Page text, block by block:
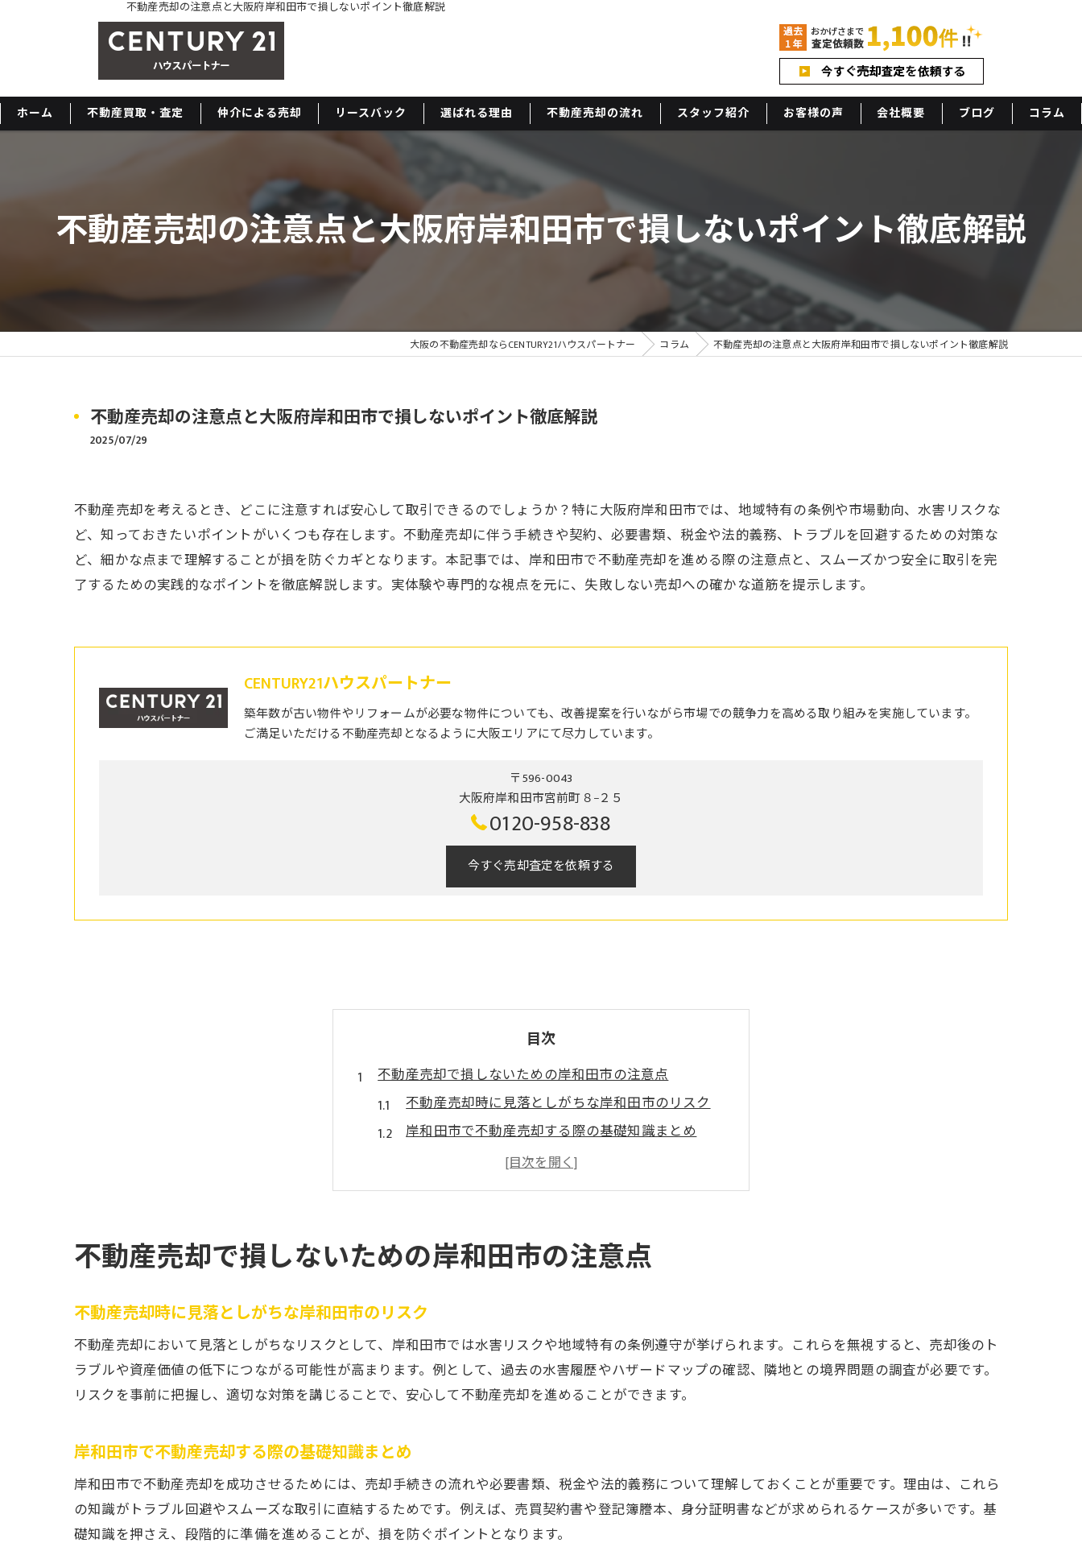
不動産売却の注意点と大阪府岸和田市で損しないポイント徹底解説
ホーム 不動産買取・査定 仲介による売却 リースバック 選ばれる理由 不動産売却の流れ スタッフ紹介 お客様の声 会社概要 ブログ コラム
不動産売却の注意点と大阪府岸和田市で損しないポイント徹底解説
大阪の不動産売却ならCENTURY21ハウスパートナー コラム 不動産売却の注意点と大阪府岸和田市で損しないポイント徹底解説
不動産売却の注意点と大阪府岸和田市で損しないポイント徹底解説
2025/07/29
不動産売却を考えるとき、どこに注意すれば安心して取引できるのでしょうか？特に大阪府岸和田市では、地域特有の条例や市場動向、水害リスクな
ど、知っておきたいポイントがいくつも存在します。不動産売却に伴う手続きや契約、必要書類、税金や法的義務、トラブルを回避するための対策な
ど、細かな点まで理解することが損を防ぐカギとなります。本記事では、岸和田市で不動産売却を進める際の注意点と、スムーズかつ安全に取引を完
了するための実践的なポイントを徹底解説します。実体験や専門的な視点を元に、失敗しない売却への確かな道筋を提示します。
CENTURY21ハウスパートナー
築年数が古い物件やリフォームが必要な物件についても、改善提案を行いながら市場での競争力を高める取り組みを実施しています。
ご満足いただける不動産売却となるように大阪エリアにて尽力しています。
〒596-0043
大阪府岸和田市宮前町８−２５
0120-958-838
今すぐ売却査定を依頼する
目次
不動産売却で損しないための岸和田市の注意点
不動産売却時に見落としがちな岸和田市のリスク
岸和田市で不動産売却する際の基礎知識まとめ
売却トラブルを防ぐための事前準備の重要性
地域特有の規制が不動産売却に与える影響とは
岸和田市での不動産売却時の注意点と今後の流れ
岸和田市で売却時に避けたいNG行為とは
不動産売却時に絶対に避けるべき行動とは何か
家を売るときにやってはいけないポイント解説
告知義務違反が不動産売却に及ぼす影響と防止策
不動産売却成功のためにNG行為を見極めるコツ
不動産売却で安心感を得るための準備ステップ
信頼できる不動産会社選びの基準と注意点
不動産売却で損しないための岸和田市の注意点
不動産売却時に見落としがちな岸和田市のリスク
不動産売却において見落としがちなリスクとして、岸和田市では水害リスクや地域特有の条例遵守が挙げられます。これらを無視すると、売却後のト
ラブルや資産価値の低下につながる可能性が高まります。例として、過去の水害履歴やハザードマップの確認、隣地との境界問題の調査が必要です。
リスクを事前に把握し、適切な対策を講じることで、安心して不動産売却を進めることができます。
岸和田市で不動産売却する際の基礎知識まとめ
岸和田市で不動産売却を成功させるためには、売却手続きの流れや必要書類、税金や法的義務について理解しておくことが重要です。理由は、これら
の知識がトラブル回避やスムーズな取引に直結するためです。例えば、売買契約書や登記簿謄本、身分証明書などが求められるケースが多いです。基
礎知識を押さえ、段階的に準備を進めることが、損を防ぐポイントとなります。